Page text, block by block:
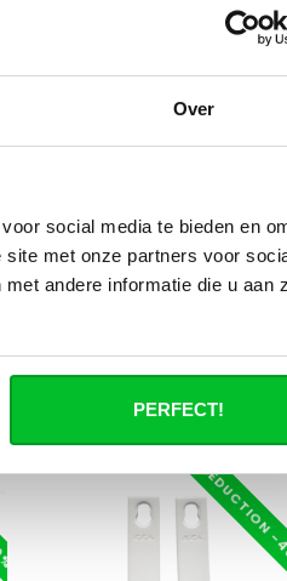
Over
social media te bieden en
met onze partners voor
andere informatie die u aan
PERFECT!
rouge + 3/4 émerillons droit
Kit tuyau de remplissage
rouge + 3/4 émerillons droit
complet 150cm..